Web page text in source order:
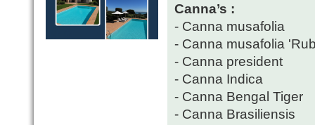
Canna’s :
- Canna musafolia
- Canna musafolia
- Canna president
- Canna Indica
- Canna Bengal Tiger
- Canna Brasiliensis